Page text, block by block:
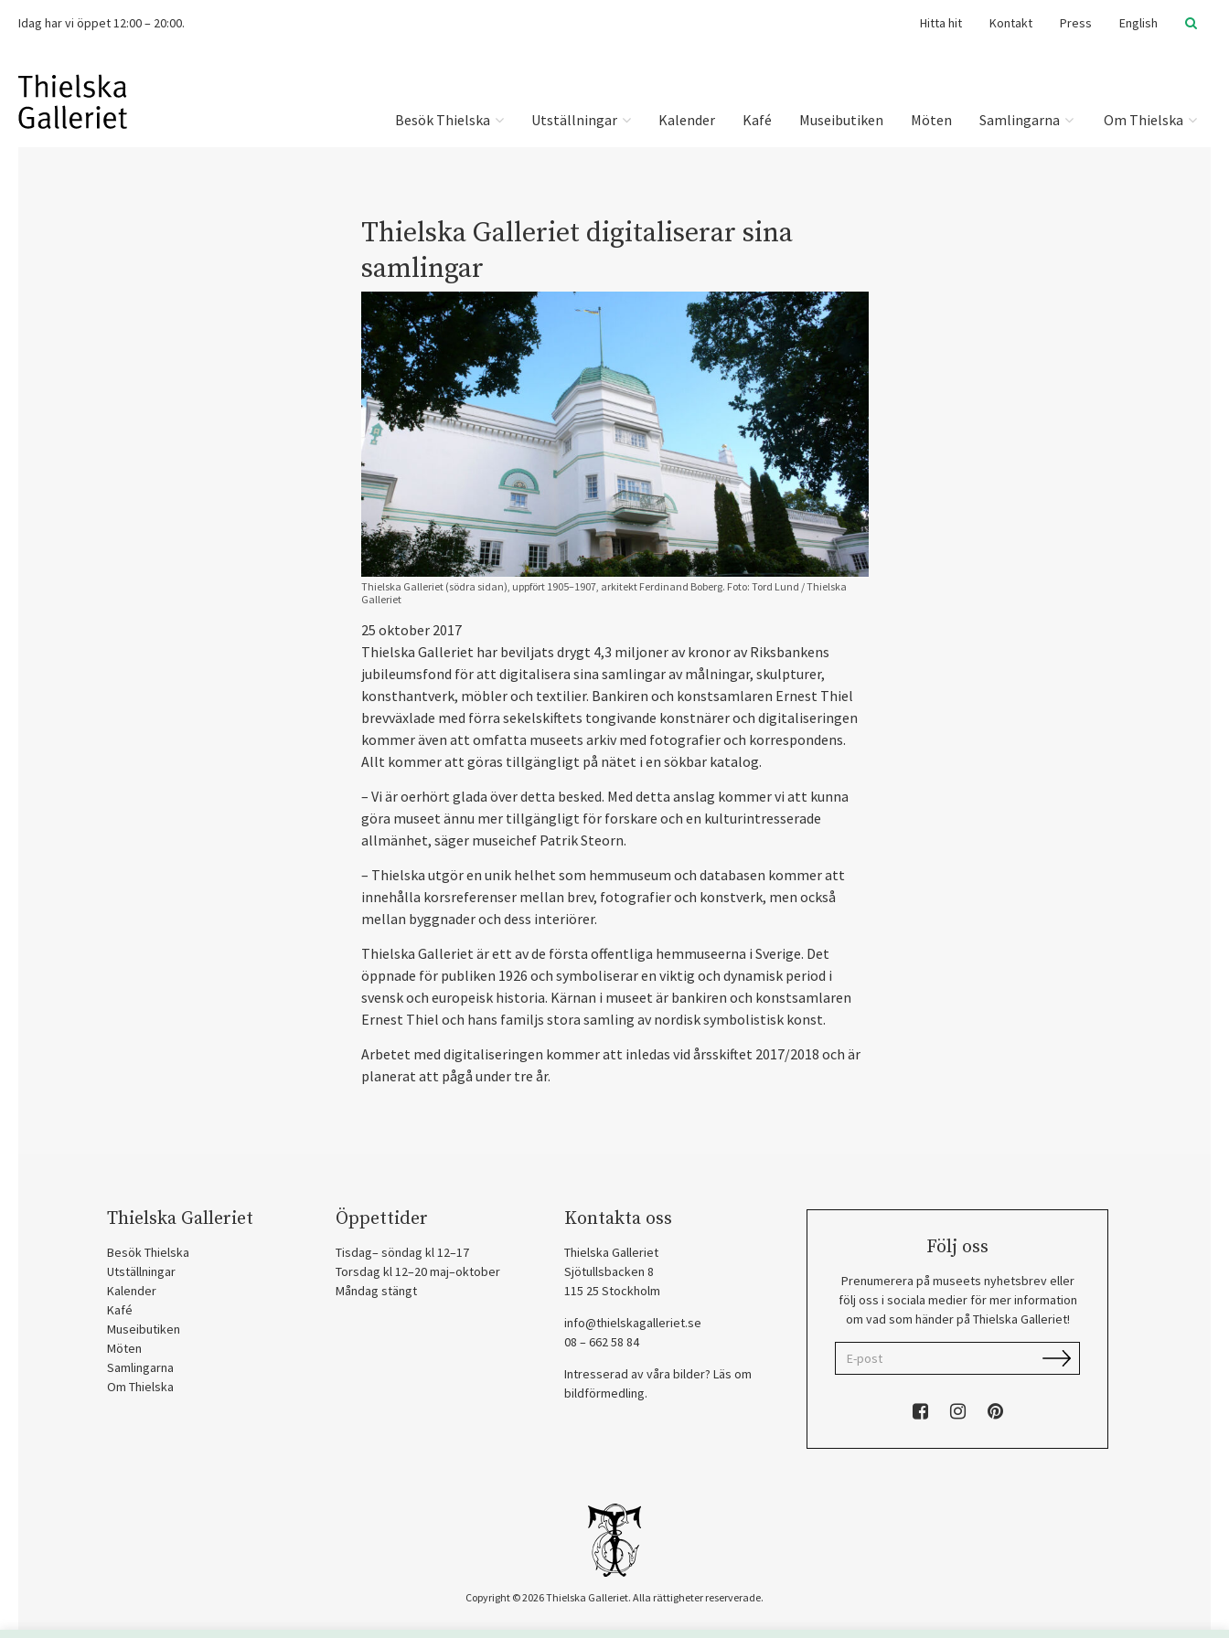
Idag har vi öppet 12:00 – 20:00. Hitta hit Kontakt Press English
Besök Thielska Utställningar Kalender Kafé Museibutiken Möten Samlingarna Om Thielska
Thielska Galleriet digitaliserar sina
samlingar
Thielska Galleriet (södra sidan), uppfört 1905–1907, arkitekt Ferdinand Boberg. Foto: Tord Lund / Thielska
Galleriet
25 oktober 2017
Thielska Galleriet har beviljats drygt 4,3 miljoner av kronor av Riksbankens
jubileumsfond för att digitalisera sina samlingar av målningar, skulpturer,
konsthantverk, möbler och textilier. Bankiren och konstsamlaren Ernest Thiel
brevväxlade med förra sekelskiftets tongivande konstnärer och digitaliseringen
kommer även att omfatta museets arkiv med fotografier och korrespondens.
Allt kommer att göras tillgängligt på nätet i en sökbar katalog.
– Vi är oerhört glada över detta besked. Med detta anslag kommer vi att kunna
göra museet ännu mer tillgängligt för forskare och en kulturintresserade
allmänhet, säger museichef Patrik Steorn.
– Thielska utgör en unik helhet som hemmuseum och databasen kommer att
innehålla korsreferenser mellan brev, fotografier och konstverk, men också
mellan byggnader och dess interiörer.
Thielska Galleriet är ett av de första offentliga hemmuseerna i Sverige. Det
öppnade för publiken 1926 och symboliserar en viktig och dynamisk period i
svensk och europeisk historia. Kärnan i museet är bankiren och konstsamlaren
Ernest Thiel och hans familjs stora samling av nordisk symbolistisk konst.
Arbetet med digitaliseringen kommer att inledas vid årsskiftet 2017/2018 och är
planerat att pågå under tre år.
Thielska Galleriet
Besök Thielska
Utställningar
Kalender
Kafé
Museibutiken
Möten
Samlingarna
Om Thielska
Öppettider
Tisdag– söndag kl 12–17
Torsdag kl 12–20 maj–oktober
Måndag stängt
Kontakta oss
Thielska Galleriet
Sjötullsbacken 8
115 25 Stockholm
info@thielskagalleriet.se
08 – 662 58 84
Intresserad av våra bilder? Läs om
bildförmedling.
Följ oss
Prenumerera på museets nyhetsbrev eller
följ oss i sociala medier för mer information
om vad som händer på Thielska Galleriet!
Copyright © 2026 Thielska Galleriet. Alla rättigheter reserverade.